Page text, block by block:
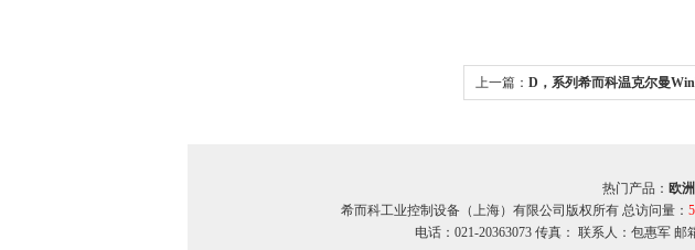
上一篇： D，系列希而科温克尔曼
热门产品： 欧
希而科工业控制设备（上海）有限公司版权所有 总访问量：
电话：021-20363073 传真： 联系人：包惠军 邮